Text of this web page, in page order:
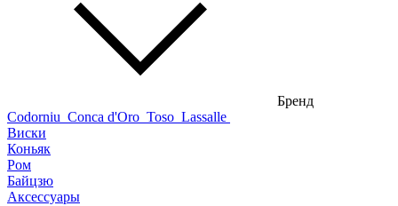
Бренд
Codorniu Conca d'Oro Toso Lassalle
Виски
Коньяк
Ром
Байцзю
Аксессуары